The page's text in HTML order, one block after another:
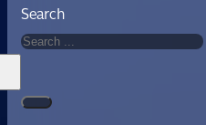
Search